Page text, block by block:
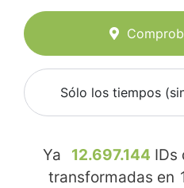
Sólo los tiempos
Ya 12.697.144 IDs
transformadas en